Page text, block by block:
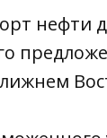
нефти